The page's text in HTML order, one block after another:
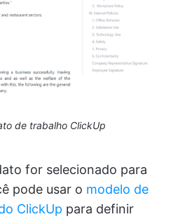
de trabalho ClickUp
for selecionado para
pode usar o modelo de
ClickUp para definir